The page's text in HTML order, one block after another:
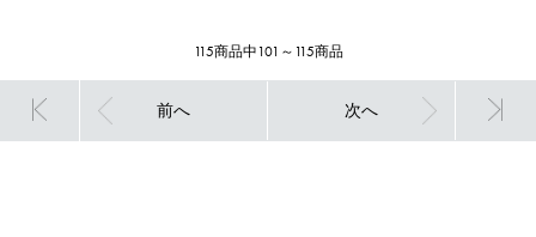
115商品中101～115商品
前へ 次へ